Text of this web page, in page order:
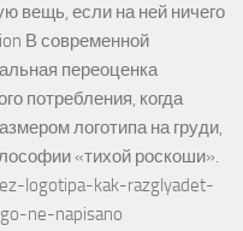
вещь, если на ней ничего
В современной
переоценка
потребления, когда
логотипа на груди,
«тихой роскоши».
logotipa-kak-razglyadet-
ne-napisano